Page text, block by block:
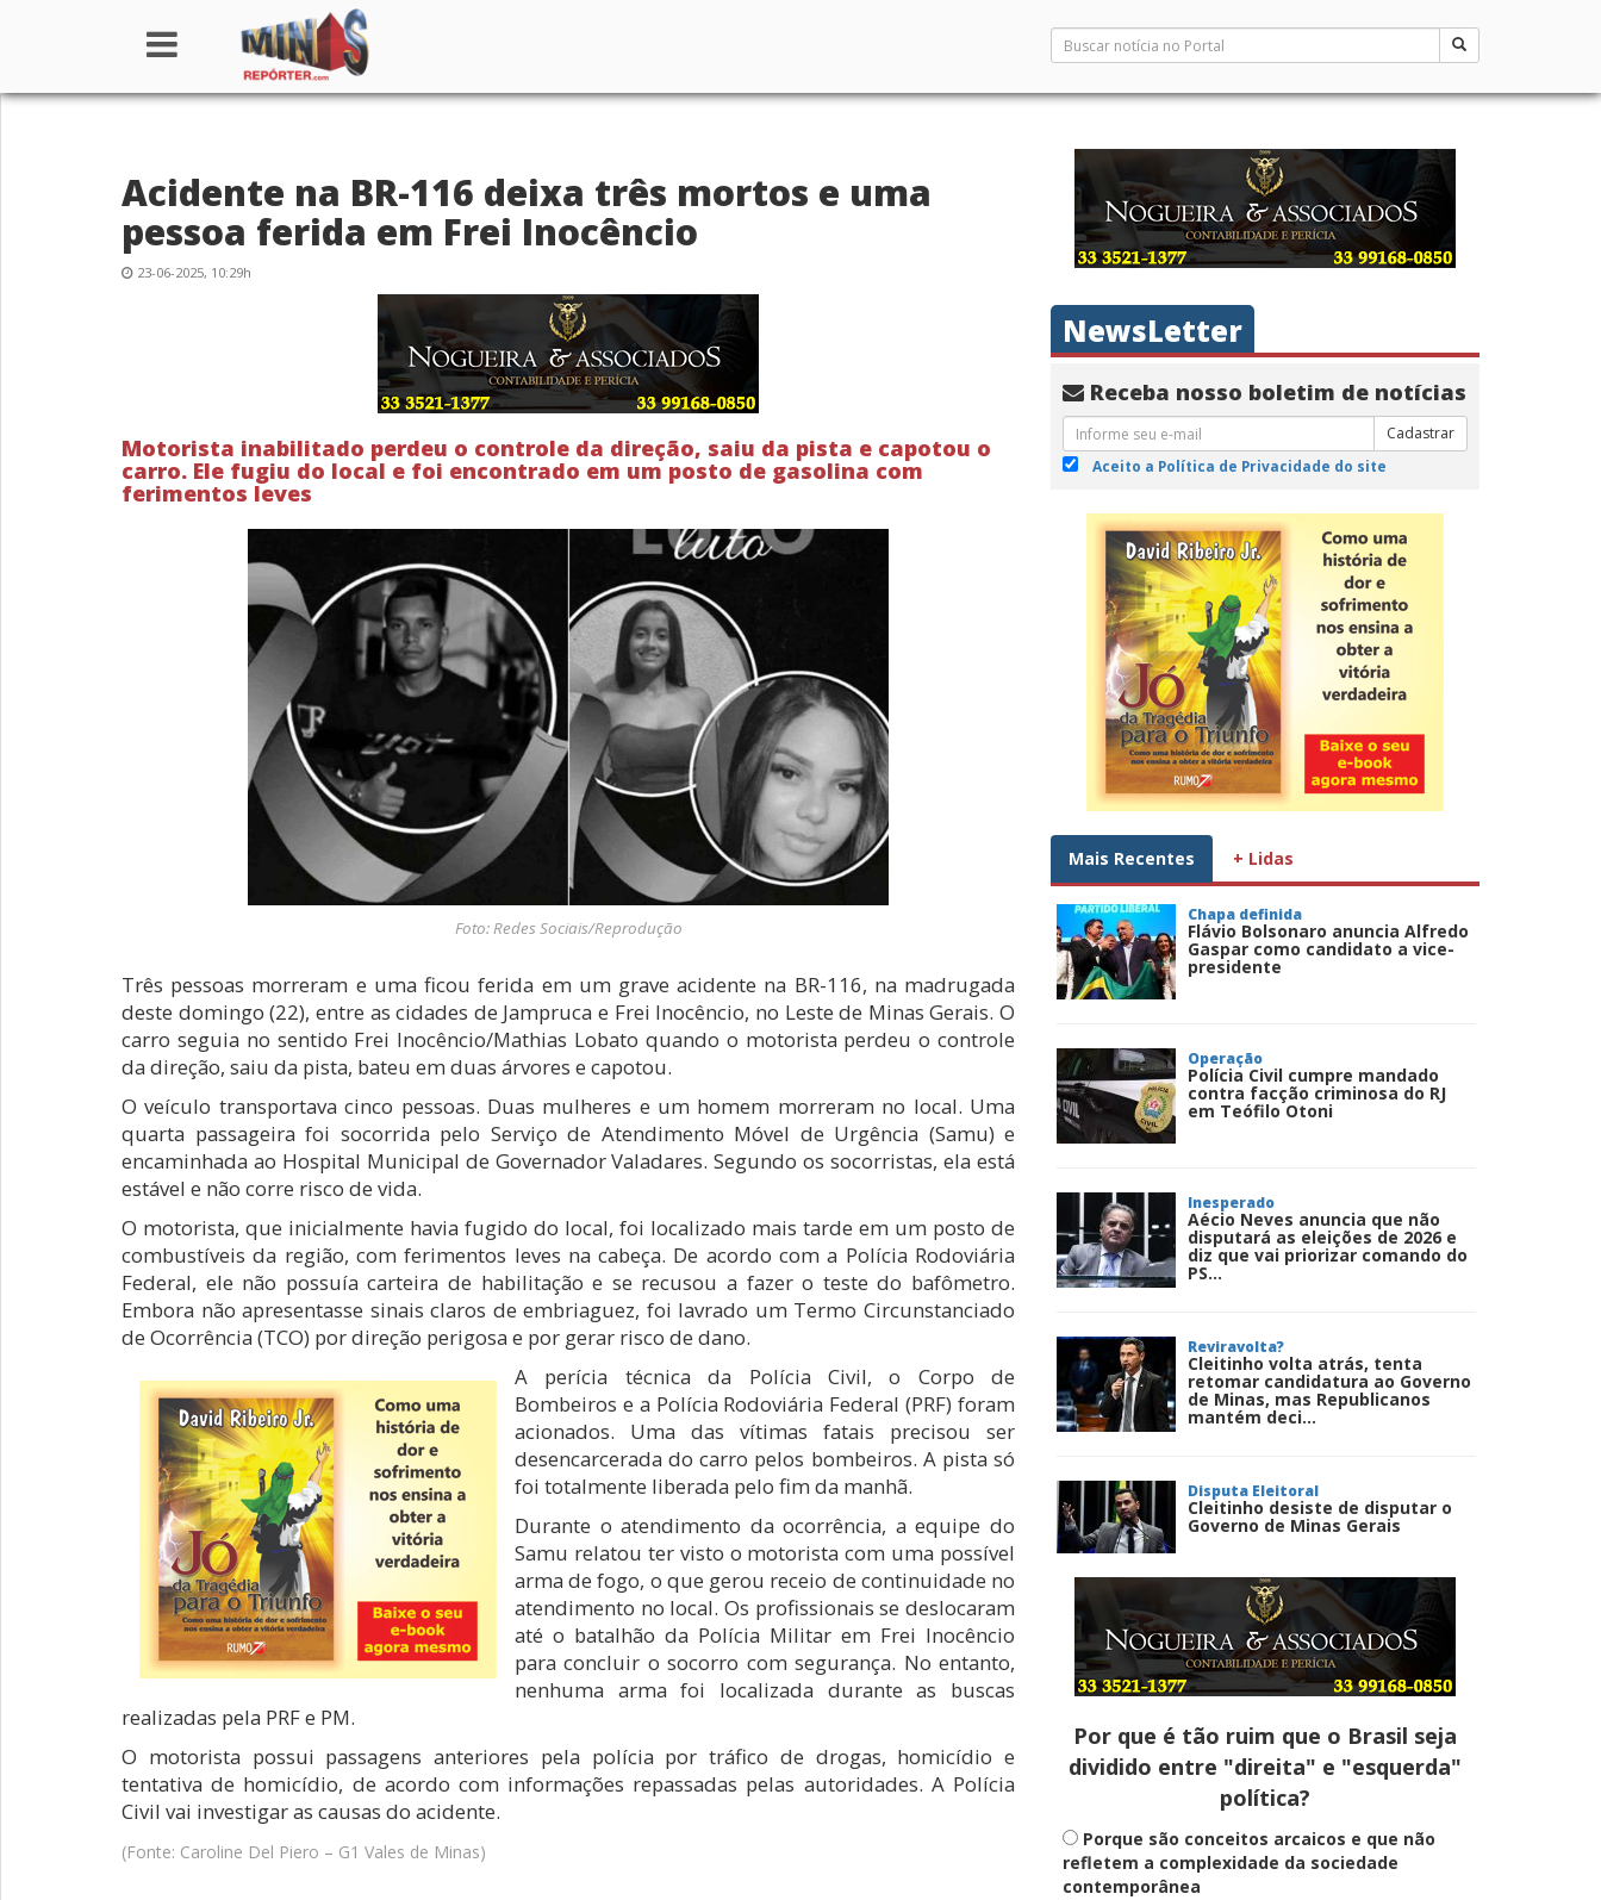
Institucional
Colunistas
Acidente na BR-116 deixa três mortos e uma
pessoa ferida em Frei Inocêncio
23-06-2025, 10:29h
Motorista inabilitado perdeu o controle da direção, saiu da pista e capotou o
carro. Ele fugiu do local e foi encontrado em um posto de gasolina com
ferimentos leves
Foto: Redes Sociais/Reprodução
Três pessoas morreram e uma ficou ferida em um grave acidente na BR-116, na madrugada
deste domingo (22), entre as cidades de Jampruca e Frei Inocêncio, no Leste de Minas Gerais. O
carro seguia no sentido Frei Inocêncio/Mathias Lobato quando o motorista perdeu o controle
da direção, saiu da pista, bateu em duas árvores e capotou.
O veículo transportava cinco pessoas. Duas mulheres e um homem morreram no local. Uma
quarta passageira foi socorrida pelo Serviço de Atendimento Móvel de Urgência (Samu) e
encaminhada ao Hospital Municipal de Governador Valadares. Segundo os socorristas, ela está
estável e não corre risco de vida.
O motorista, que inicialmente havia fugido do local, foi localizado mais tarde em um posto de
combustíveis da região, com ferimentos leves na cabeça. De acordo com a Polícia Rodoviária
Federal, ele não possuía carteira de habilitação e se recusou a fazer o teste do bafômetro.
Embora não apresentasse sinais claros de embriaguez, foi lavrado um Termo Circunstanciado
de Ocorrência (TCO) por direção perigosa e por gerar risco de dano.
A perícia técnica da Polícia Civil, o Corpo de
Bombeiros e a Polícia Rodoviária Federal (PRF) foram
acionados. Uma das vítimas fatais precisou ser
desencarcerada do carro pelos bombeiros. A pista só
foi totalmente liberada pelo fim da manhã.
Durante o atendimento da ocorrência, a equipe do
Samu relatou ter visto o motorista com uma possível
arma de fogo, o que gerou receio de continuidade no
atendimento no local. Os profissionais se deslocaram
até o batalhão da Polícia Militar em Frei Inocêncio
para concluir o socorro com segurança. No entanto,
nenhuma arma foi localizada durante as buscas
realizadas pela PRF e PM.
O motorista possui passagens anteriores pela polícia por tráfico de drogas, homicídio e
tentativa de homicídio, de acordo com informações repassadas pelas autoridades. A Polícia
Civil vai investigar as causas do acidente.
(Fonte: Caroline Del Piero – G1 Vales de Minas)
NewsLetter
Receba nosso boletim de notícias
Cadastrar
Aceito a Política de Privacidade do site
Mais Recentes + Lidas
Chapa definida
Flávio Bolsonaro anuncia Alfredo
Gaspar como candidato a vice-
presidente
Operação
Polícia Civil cumpre mandado
contra facção criminosa do RJ
em Teófilo Otoni
Inesperado
Aécio Neves anuncia que não
disputará as eleições de 2026 e
diz que vai priorizar comando do
PS...
Reviravolta?
Cleitinho volta atrás, tenta
retomar candidatura ao Governo
de Minas, mas Republicanos
mantém deci...
Disputa Eleitoral
Cleitinho desiste de disputar o
Governo de Minas Gerais
Entenda
Pix Pensão Alimentícia: entenda
o que é e como solicitar
Saúde Mental
Plataforma oferece escuta em
saúde mental para jovens no SUS
Digital
Por que é tão ruim que o Brasil seja
dividido entre "direita" e "esquerda"
política?
Porque são conceitos arcaicos e que não
refletem a complexidade da sociedade
contemporânea